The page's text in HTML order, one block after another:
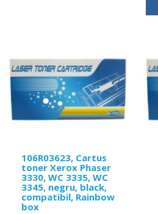
106R03623, Cartus
toner Xerox Phaser
3330, WC 3335, WC
3345, negru, black,
compatibil, Rainbow
box